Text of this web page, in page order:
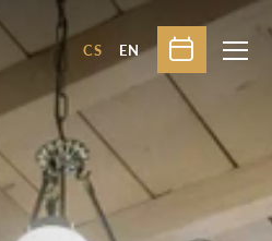
CS EN